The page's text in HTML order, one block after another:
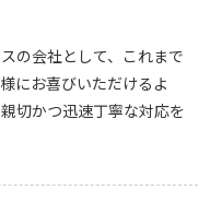
の会社として、これまで
にお喜びいただけるよ
切かつ迅速丁寧な対応を